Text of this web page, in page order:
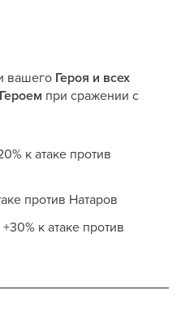
вашего Героя и всех
при сражении с
к атаке против
против Натаров
к атаке против